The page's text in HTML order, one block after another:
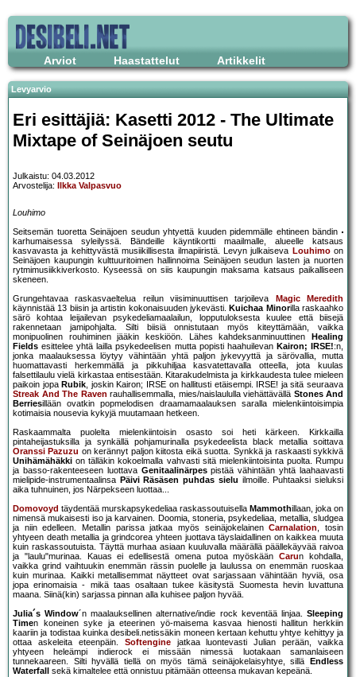
Arviot Haastattelut Artikkelit
Levyarvio
Eri esittäjiä: Kasetti 2012 - The Ultimate
Mixtape of Seinäjoen seutu
Julkaistu: 04.03.2012
Arvostelija:
Ilkka Valpasvuo
Louhimo
Seitsemän tuoretta Seinäjoen seudun yhtyettä kuuden pidemmälle ehtineen bändin
karhumaisessa syleilyssä. Bändeille käyntikortti maailmalle, alueelle katsaus
kasvavasta ja kehittyvästä musiikillisesta ilmapiiristä. Levyn julkaiseva Louhimoon
Seinäjoen kaupungin kulttuuritoimen hallinnoima Seinäjoen seudun lasten ja nuorten
rytmimusiikkiverkosto. Kyseessä on siis kaupungin maksama katsaus paikalliseen
skeneen.
Grungehtavaa raskasvaeltelua reilun viisiminuuttisen tarjoileva
Magic Meredith
käynnistää 13 biisin ja artistin kokonaisuuden jykevästi. Kuichaa Minorilla raskaahko
särö kohtaa leijailevan psykedeliamaalailun, lopputuloksesta kuulee että biisejä
rakennetaan jamipohjalta. Silti biisiä onnistutaan myös kiteyttämään, vaikka
monipuolinen rouhiminen jääkin keskiöön. Lähes kahdeksanminuuttinen
Healing
Fields esittelee yhtä lailla psykedeelisen mutta popisti haahuilevan Kairon; IRSE!:n,
jonka maalauksessa löytyy vähintään yhtä paljon jykevyyttä ja särövallia, mutta
huomattavasti herkemmällä ja pikkuhiljaa kasvatettavalla otteella, jota kuulas
falsettilaulu vielä kirkastaa entisestään. Kitarakudelmista ja kirkkaudesta tulee mieleen
paikoin jopa Rubik, joskin Kairon; IRSE on hallitusti etäisempi. IRSE! ja sitä seuraava
Streak And The Raven rauhallisemmalla, mies/naislaululla viehättävällä Stones And
Berriesillään ovatkin popmelodisen draamamaalauksen saralla mielenkiintoisimpia
kotimaisia nousevia kykyjä muutamaan hetkeen.
Raskaammalta puolelta mielenkiintoisin osasto soi heti kärkeen. Kirkkailla
pintaheijastuksilla ja synkällä pohjamurinalla psykedeelista black metallia soittava
Oranssi Pazuzu on kerännyt paljon kiitosta eikä suotta. Synkkä ja raskaasti sykkivä
Unihämähäkki on tälläkin kokoelmalla vahvasti sitä mielenkiintoisinta puolta. Rumpu
ja basso-rakenteeseen luottava Genitaalinärpespistää vähintään yhtä laahaavasti
mielipide-instrumentaalinsa Päivi Räsäsen puhdas sielu ilmoille. Puhtaaksi sieluksi
aika tuhnuinen, jos Närpekseen luottaa...
Domovoyd täydentää murskapsykedeliaa raskassoutuisella Mammothillaan, joka on
nimensä mukaisesti iso ja karvainen. Doomia, stoneria, psykedeliaa, metallia, sludgea
ja niin edelleen. Metallin parissa jatkaa myös seinäjokelainenCarnalation, tosin
yhtyeen death metallia ja grindcorea yhteen juottava täyslaidallinen on kaikkea muuta
kuin raskassoutuista. Täyttä murhaa asiaan kuuluvalla määrällä päällekäyvää raivoa
ja "laulu"murinaa. Kauas ei edellisestä omena putoa myöskäänCarun kohdalla,
vaikka grind vaihtuukin enemmän rässin puolelle ja laulussa on enemmän ruoskaa
kuin murinaa. Kaikki metallisemmat näytteet ovat sarjassaan vähintään hyviä, osa
jopa erinomaisia - mikä taas osaltaan tukee käsitystä Suomesta hevin luvattuna
maana. Siinä(kin) sarjassa pinnan alla kuhisee paljon hyvää.
Julia´s Window´n maalauksellinen alternative/indie rock keventää linjaa.Sleeping
Timen koneinen syke ja eteerinen yö-maisema kasvaa hienosti hallitun herkkiin
kaariin ja todistaa kuinka desibeli.netissäkin moneen kertaan kehuttu yhtye kehittyy ja
ottaa askeleita eteenpäin. Softenginejatkaa luontevasti Julian perään, vaikka
yhtyeen heleämpi indierock ei missään nimessä luotakaan samanlaiseen
tunnekaareen. Silti hyvällä tiellä on myös tämä seinäjokelaisyhtye, sillä
Endless
Waterfall
sekä kimaltelee että onnistuu pitämään otteensa mukavan kepeänä.